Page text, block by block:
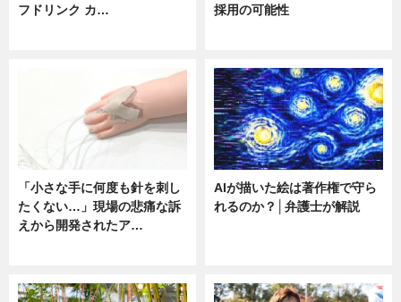
フドリンク カ…
採用の可能性
「小さな手に何度も針を刺し
たくない…」現場の悲痛な訴
えから開発されたア…
AIが描いた絵は著作権で守ら
れるのか？│弁護士が解説